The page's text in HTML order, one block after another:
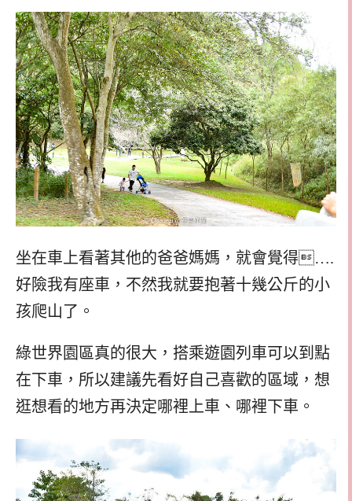
坐在車上看著其他的爸爸媽媽，就會覺得….
好險我有座車，不然我就要抱著十幾公斤的小
孩爬山了。
綠世界園區真的很大，搭乘遊園列車可以到點
在下車，所以建議先看好自己喜歡的區域，想
逛想看的地方再決定哪裡上車、哪裡下車。